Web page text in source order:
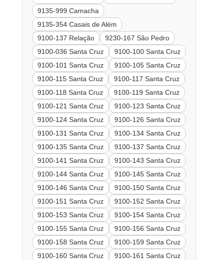
9135-999 Camacha
9135-354 Casais de Além
9100-137 Relação
9230-167 São Pedro
9100-036 Santa Cruz
9100-100 Santa Cruz
9100-101 Santa Cruz
9100-105 Santa Cruz
9100-115 Santa Cruz
9100-117 Santa Cruz
9100-118 Santa Cruz
9100-119 Santa Cruz
9100-121 Santa Cruz
9100-123 Santa Cruz
9100-124 Santa Cruz
9100-126 Santa Cruz
9100-131 Santa Cruz
9100-134 Santa Cruz
9100-135 Santa Cruz
9100-137 Santa Cruz
9100-141 Santa Cruz
9100-143 Santa Cruz
9100-144 Santa Cruz
9100-145 Santa Cruz
9100-146 Santa Cruz
9100-150 Santa Cruz
9100-151 Santa Cruz
9100-152 Santa Cruz
9100-153 Santa Cruz
9100-154 Santa Cruz
9100-155 Santa Cruz
9100-156 Santa Cruz
9100-158 Santa Cruz
9100-159 Santa Cruz
9100-160 Santa Cruz
9100-161 Santa Cruz